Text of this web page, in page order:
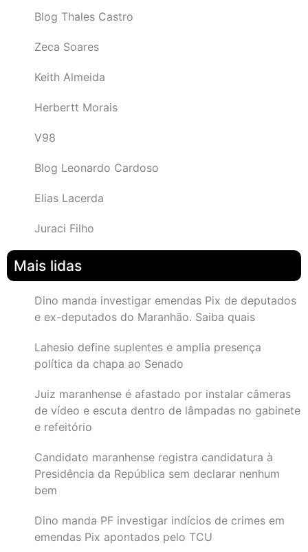
Blog Thales Castro
Zeca Soares
Keith Almeida
Herbertt Morais
V98
Blog Leonardo Cardoso
Elias Lacerda
Juraci Filho
Mais lidas
Dino manda investigar emendas Pix de deputados
e ex-deputados do Maranhão. Saiba quais
Lahesio define suplentes e amplia presença
política da chapa ao Senado
Juiz maranhense é afastado por instalar câmeras
de vídeo e escuta dentro de lâmpadas no gabinete
e refeitório
Candidato maranhense registra candidatura à
Presidência da República sem declarar nenhum
bem
Dino manda PF investigar indícios de crimes em
emendas Pix apontados pelo TCU